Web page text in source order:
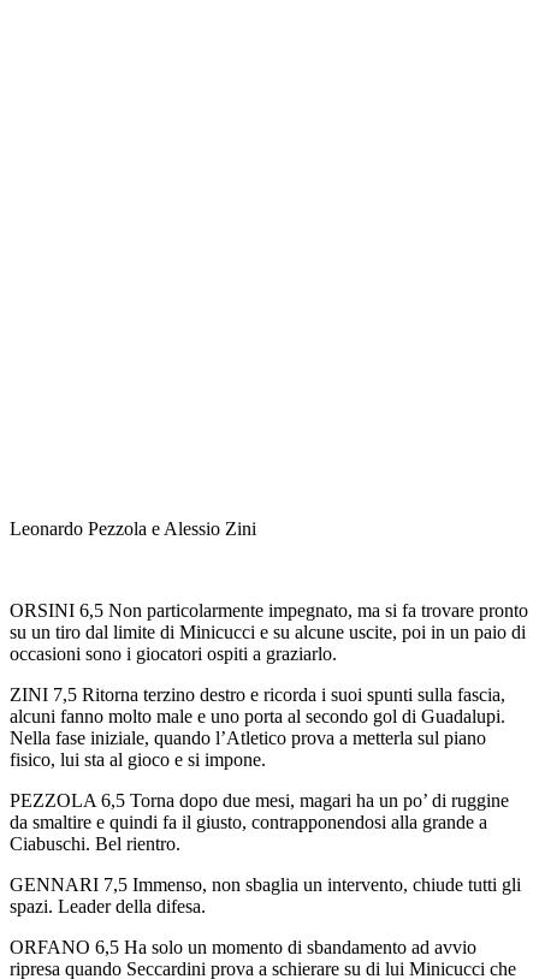
Leonardo Pezzola e Alessio Zini
ORSINI 6,5 Non particolarmente impegnato, ma si fa trovare pronto
su un tiro dal limite di Minicucci e su alcune uscite, poi in un paio di
occasioni sono i giocatori ospiti a graziarlo.
ZINI 7,5 Ritorna terzino destro e ricorda i suoi spunti sulla fascia,
alcuni fanno molto male e uno porta al secondo gol di Guadalupi.
Nella fase iniziale, quando l’Atletico prova a metterla sul piano
fisico, lui sta al gioco e si impone.
PEZZOLA 6,5 Torna dopo due mesi, magari ha un po’ di ruggine
da smaltire e quindi fa il giusto, contrapponendosi alla grande a
Ciabuschi. Bel rientro.
GENNARI 7,5 Immenso, non sbaglia un intervento, chiude tutti gli
spazi. Leader della difesa.
ORFANO 6,5 Ha solo un momento di sbandamento ad avvio
ripresa quando Seccardini prova a schierare su di lui Minicucci che